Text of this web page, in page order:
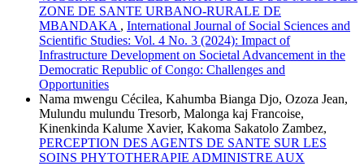
ZONE DE SANTE URBANO-RURALE DE
MBANDAKA , International Journal of Social Sciences and
Scientific Studies: Vol. 4 No. 3 (2024): Impact of
Infrastructure Development on Societal Advancement in the
Democratic Republic of Congo: Challenges and
Opportunities
Nama mwengu Cécilea, Kahumba Bianga Djo, Ozoza Jean,
Mulundu mulundu Tresorb, Malonga kaj Francoise,
Kinenkinda Kalume Xavier, Kakoma Sakatolo Zambez,
PERCEPTION DES AGENTS DE SANTE SUR LES
SOINS PHYTOTHERAPIE ADMINISTRE AUX